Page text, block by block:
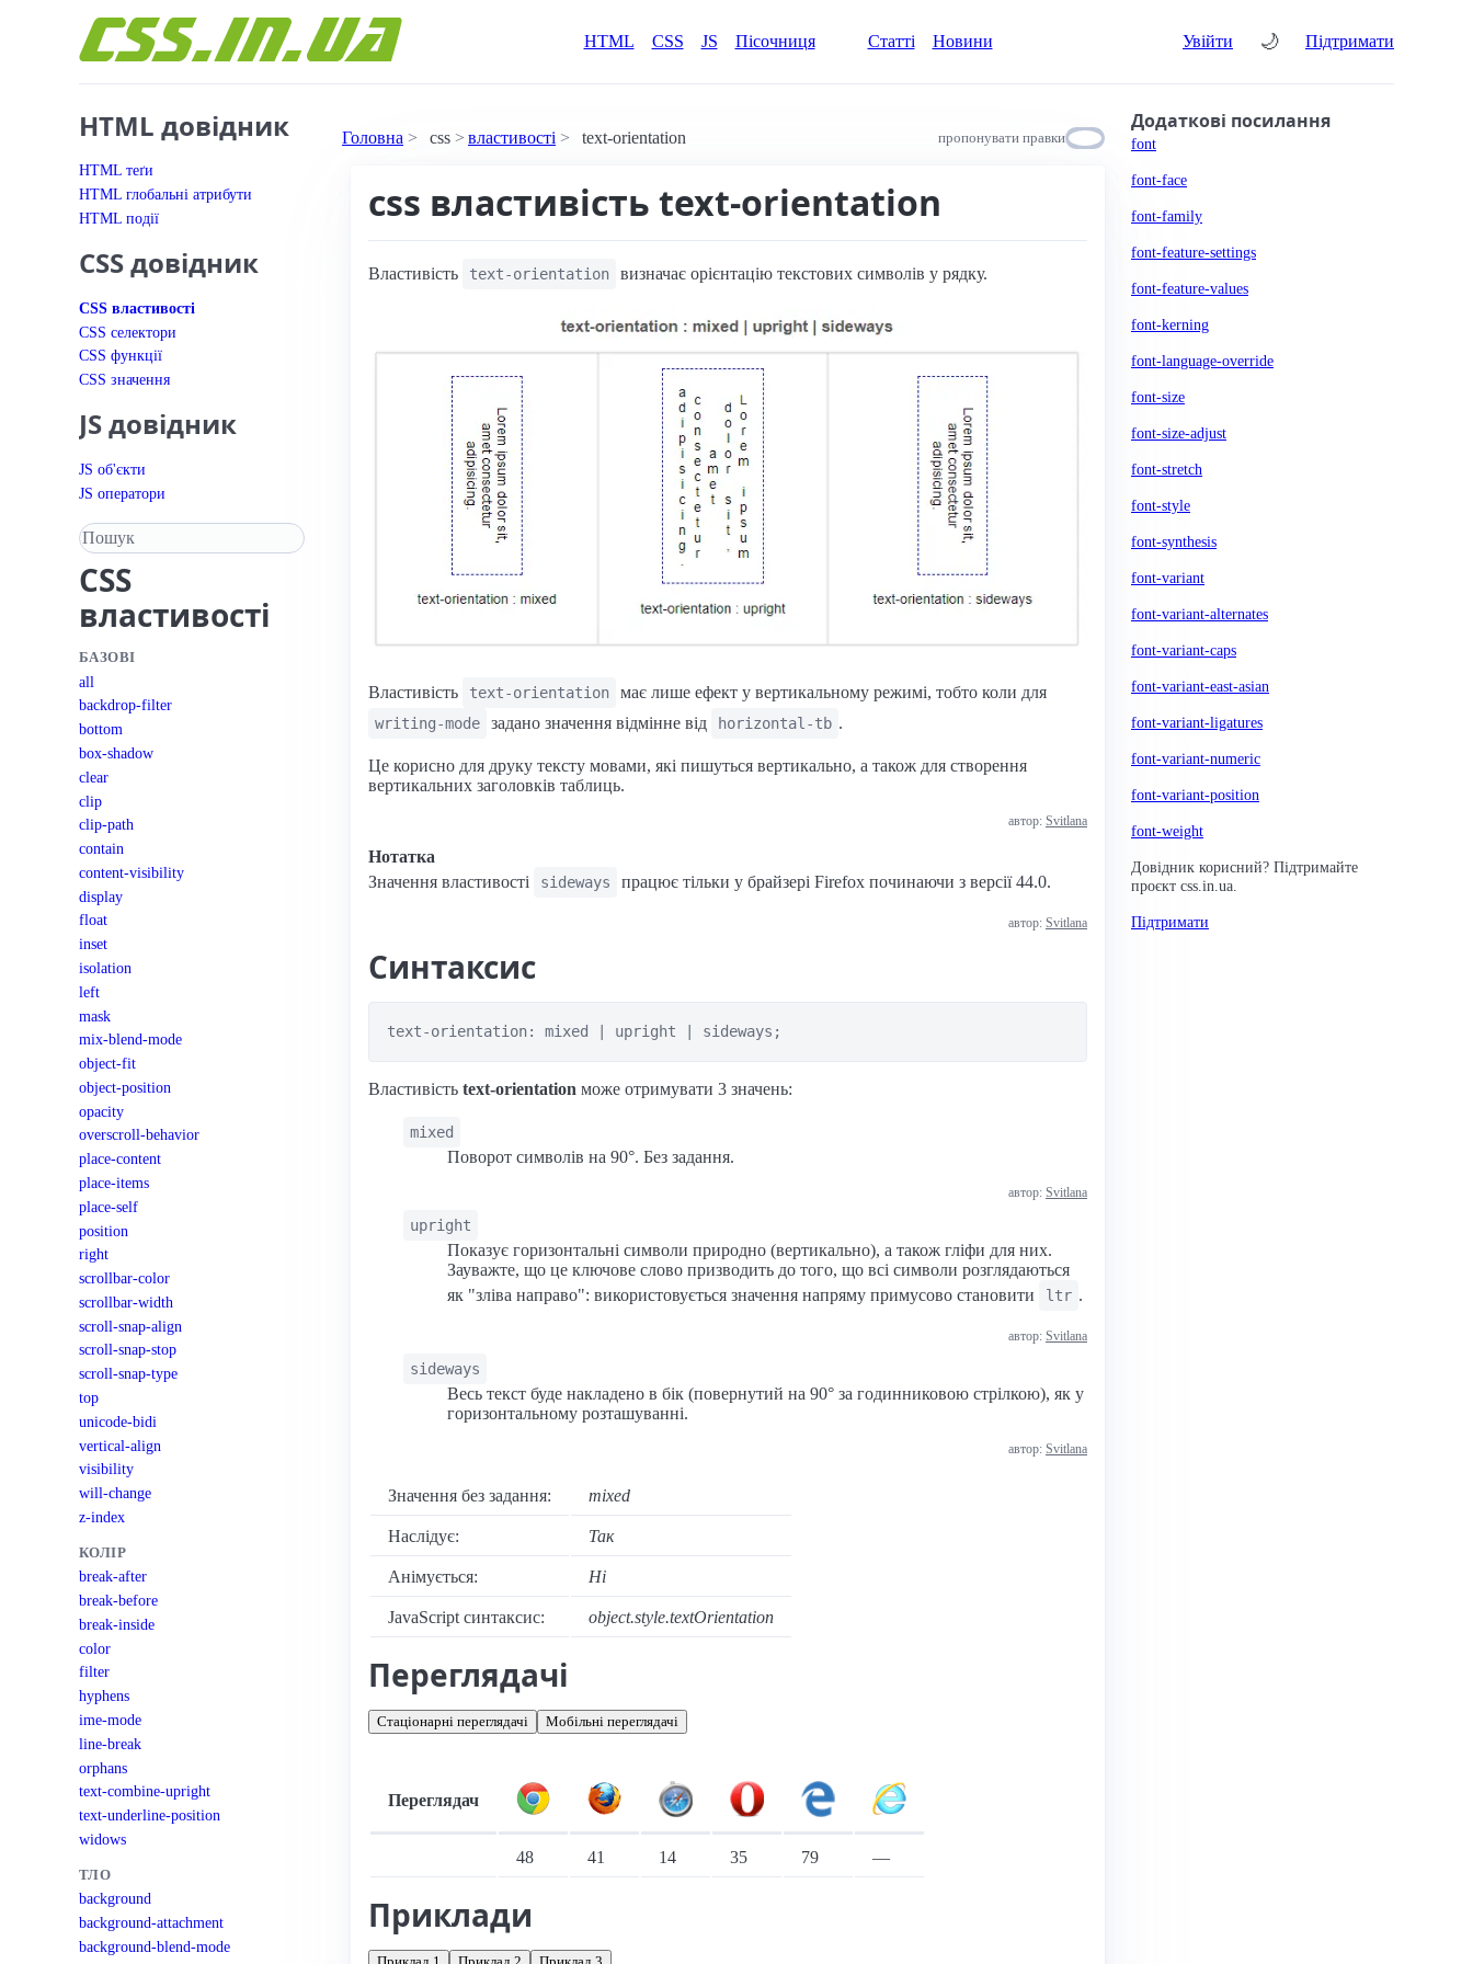
HTML
CSS JS Пісочниця Статті Новини Увійти 🌙 Підтримати
HTML довідник
HTML теґи
HTML глобальні атрибути
HTML події
CSS довідник
CSS властивості
CSS селектори
CSS функції
CSS значення
JS довідник
JS об'єкти
JS оператори
Пошук у довіднику
CSS
властивості
БАЗОВІ
all
backdrop-filter
bottom
box-shadow
clear
clip
clip-path
contain
content-visibility
display
float
inset
isolation
left
mask
mix-blend-mode
object-fit
object-position
opacity
overscroll-behavior
place-content
place-items
place-self
position
right
scrollbar-color
scrollbar-width
scroll-snap-align
scroll-snap-stop
scroll-snap-type
top
unicode-bidi
vertical-align
visibility
will-change
z-index
КОЛІР
break-after
break-before
break-inside
color
filter
hyphens
ime-mode
line-break
orphans
text-combine-upright
text-underline-position
widows
ТЛО
background
background-attachment
background-blend-mode
Головна css властивості text-orientation пропонувати правки
css властивість text-orientation
Властивість text-orientation визначає орієнтацію текстових символів у рядку.
Властивість text-orientation має лише ефект у вертикальному режимі, тобто коли для
writing-mode задано значення відмінне від horizontal-tb .
Це корисно для друку тексту мовами, які пишуться вертикально, а також для створення
вертикальних заголовків таблиць.
автор: Svitlana
Нотатка
Значення властивості
sideways працює тільки у брайзері Firefox починаючи з версії 44.0.
автор: Svitlana
Синтаксис
text-orientation: mixed | upright | sideways;
Властивість text-orientation може отримувати 3 значень:
mixed
Поворот символів на 90°. Без задання.
автор: Svitlana
upright
Показує горизонтальні символи природно (вертикально), а також гліфи для них.
Зауважте, що це ключове слово призводить до того, що всі символи розглядаються
як "зліва направо": використовується значення напряму примусово становити
ltr .
автор: Svitlana
sideways
Весь текст буде накладено в бік (повернутий на 90° за годинниковою стрілкою), як у
горизонтальному розташуванні.
автор: Svitlana
Значення без задання: mixed
Наслідує: Так
Анімується: Ні
JavaScript синтаксис: object.style.textOrientation
Переглядачі
Стаціонарні переглядачі Мобільні переглядачі
Переглядач
48 41 14 35 79 —
Приклади
Додаткові посилання
font
font-face
font-family
font-feature-settings
font-feature-values
font-kerning
font-language-override
font-size
font-size-adjust
font-stretch
font-style
font-synthesis
font-variant
font-variant-alternates
font-variant-caps
font-variant-east-asian
font-variant-ligatures
font-variant-numeric
font-variant-position
font-weight
Довідник корисний? Підтримайте
проєкт css.in.ua.
Підтримати